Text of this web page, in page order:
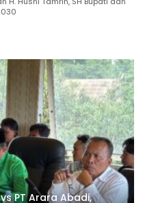
H. Husni Tamrin, SH Bupati dan